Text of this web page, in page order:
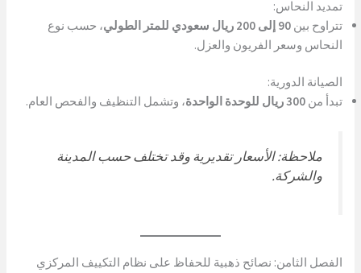
تمديد النحاس:
تتراوح بين90 إلى 200 ريال سعودي للمتر الطولي
، حسب نوع
النحاس وسعر الفريون والعزل.
الصيانة الدورية:
تبدأ من300 ريال للوحدة الواحدة ، وتشمل التنظيف والفحص العام.
ملاحظة: الأسعار تقديرية وقد تختلف حسب المدينة
والشركة.
الفصل الثامن: نصائح ذهبية للحفاظ على نظام التكييف المركزي